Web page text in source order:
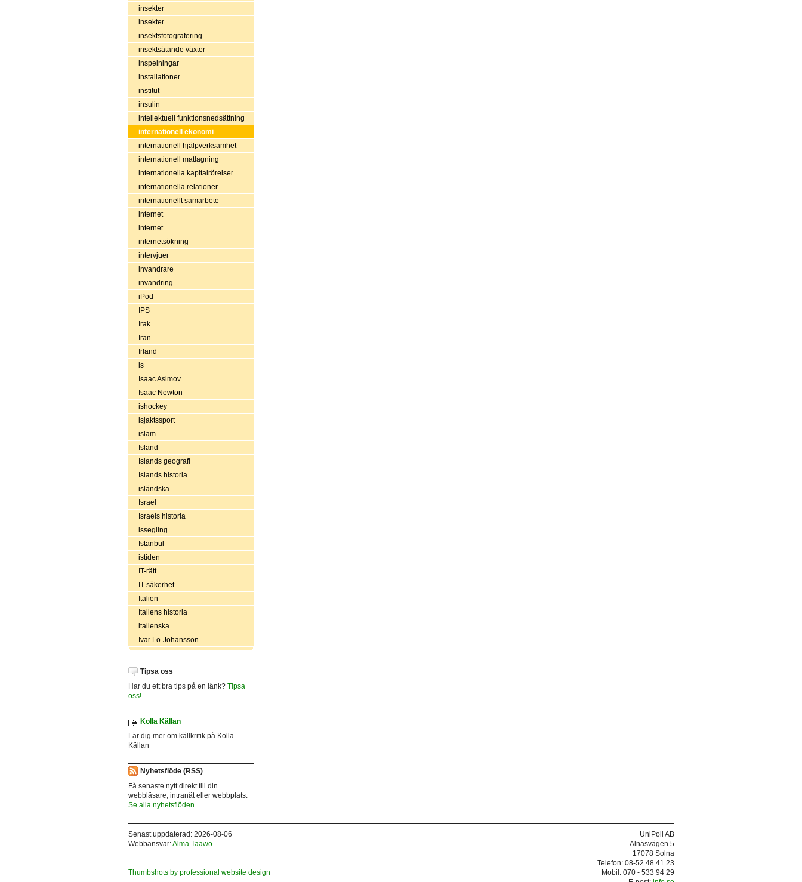
insekter
insekter
insektsfotografering
insektsätande växter
inspelningar
installationer
institut
insulin
intellektuell funktionsnedsättning
internationell ekonomi
internationell hjälpverksamhet
internationell matlagning
internationella kapitalrörelser
internationella relationer
internationellt samarbete
internet
internet
internetsökning
intervjuer
invandrare
invandring
iPod
IPS
Irak
Iran
Irland
is
Isaac Asimov
Isaac Newton
ishockey
isjaktssport
islam
Island
Islands geografi
Islands historia
isländska
Israel
Israels historia
issegling
Istanbul
istiden
IT-rätt
IT-säkerhet
Italien
Italiens historia
italienska
Ivar Lo-Johansson
Tipsa oss
Har du ett bra tips på en länk? Tipsa
oss!
Kolla Källan
Lär dig mer om källkritik på Kolla
Källan
Nyhetsflöde (RSS)
Få senaste nytt direkt till din
webbläsare, intranät eller webbplats.
Se alla nyhetsflöden.
Senast uppdaterad: 2026-08-06
Webbansvar:Alma Taawo
Thumbshots by professional website design
UniPoll AB
Alnäsvägen 5
17078 Solna
Telefon: 08-52 48 41 23
Mobil: 070 - 533 94 29